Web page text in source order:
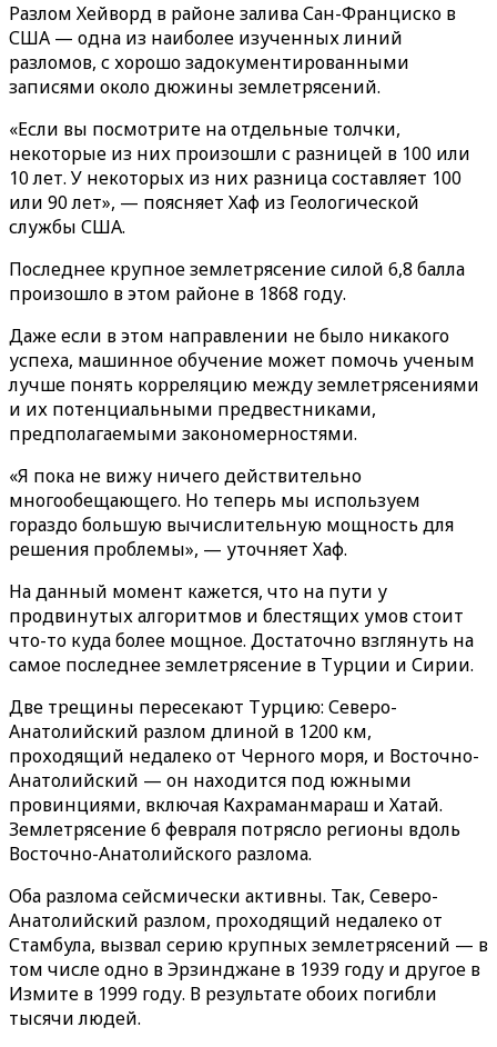
Разлом Хейворд в районе залива Сан-Франциско в
США — одна из наиболее изученных линий
разломов, с хорошо задокументированными
записями около дюжины землетрясений.
«Если вы посмотрите на отдельные толчки,
некоторые из них произошли с разницей в 100 или
10 лет. У некоторых из них разница составляет 100
или 90 лет», — поясняет Хаф из Геологической
службы США.
Последнее крупное землетрясение силой 6,8 балла
произошло в этом районе в 1868 году.
Даже если в этом направлении не было никакого
успеха, машинное обучение может помочь ученым
лучше понять корреляцию между землетрясениями
и их потенциальными предвестниками,
предполагаемыми закономерностями.
«Я пока не вижу ничего действительно
многообещающего. Но теперь мы используем
гораздо большую вычислительную мощность для
решения проблемы», — уточняет Хаф.
На данный момент кажется, что на пути у
продвинутых алгоритмов и блестящих умов стоит
что-то куда более мощное. Достаточно взглянуть на
самое последнее землетрясение в Турции и Сирии.
Две трещины пересекают Турцию: Северо-
Анатолийский разлом длиной в 1200 км,
проходящий недалеко от Черного моря, и Восточно-
Анатолийский — он находится под южными
провинциями, включая Кахраманмараш и Хатай.
Землетрясение 6 февраля потрясло регионы вдоль
Восточно-Анатолийского разлома.
Оба разлома сейсмически активны. Так, Северо-
Анатолийский разлом, проходящий недалеко от
Стамбула, вызвал серию крупных землетрясений — в
том числе одно в Эрзинджане в 1939 году и другое в
Измите в 1999 году. В результате обоих погибли
тысячи людей.